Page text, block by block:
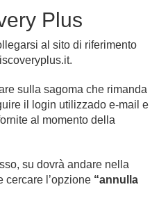
Plus
al sito di riferimento
sulla sagoma che rimanda
il login utilizzado e-mail e
al momento della
su dovrà andare nella
cercare l’opzione “annulla